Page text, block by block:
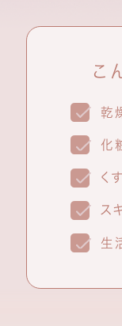
こ
乾
化
く
ス
生